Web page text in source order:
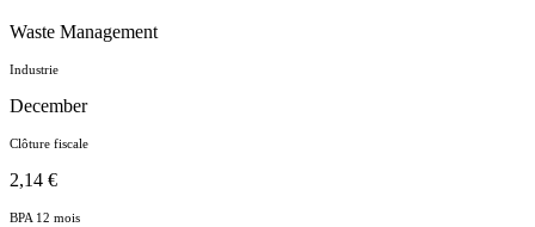
Waste Management
Industrie
December
Clôture fiscale
2,14 €
BPA 12 mois